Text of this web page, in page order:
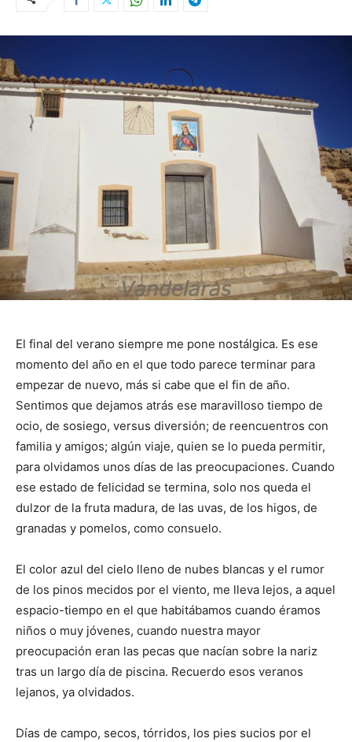
El final del verano siempre me pone nostálgica. Es ese
momento del año en el que todo parece terminar para
empezar de nuevo, más si cabe que el fin de año.
Sentimos que dejamos atrás ese maravilloso tiempo de
ocio, de sosiego, versus diversión; de reencuentros con
familia y amigos; algún viaje, quien se lo pueda permitir,
para olvidamos unos días de las preocupaciones. Cuando
ese estado de felicidad se termina, solo nos queda el
dulzor de la fruta madura, de las uvas, de los higos, de
granadas y pomelos, como consuelo.
El color azul del cielo lleno de nubes blancas y el rumor
de los pinos mecidos por el viento, me lleva lejos, a aquel
espacio-tiempo en el que habitábamos cuando éramos
niños o muy jóvenes, cuando nuestra mayor
preocupación eran las pecas que nacían sobre la nariz
tras un largo día de piscina. Recuerdo esos veranos
lejanos, ya olvidados.
Días de campo, secos, tórridos, los pies sucios por el